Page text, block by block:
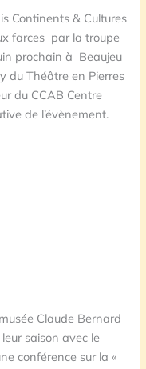
Continents & Cultures
farces par la troupe
prochain à Beaujeu
du Théâtre en Pierres
du CCAB Centre
de l’évènement.
Claude Bernard
saison avec le
conférence sur la «